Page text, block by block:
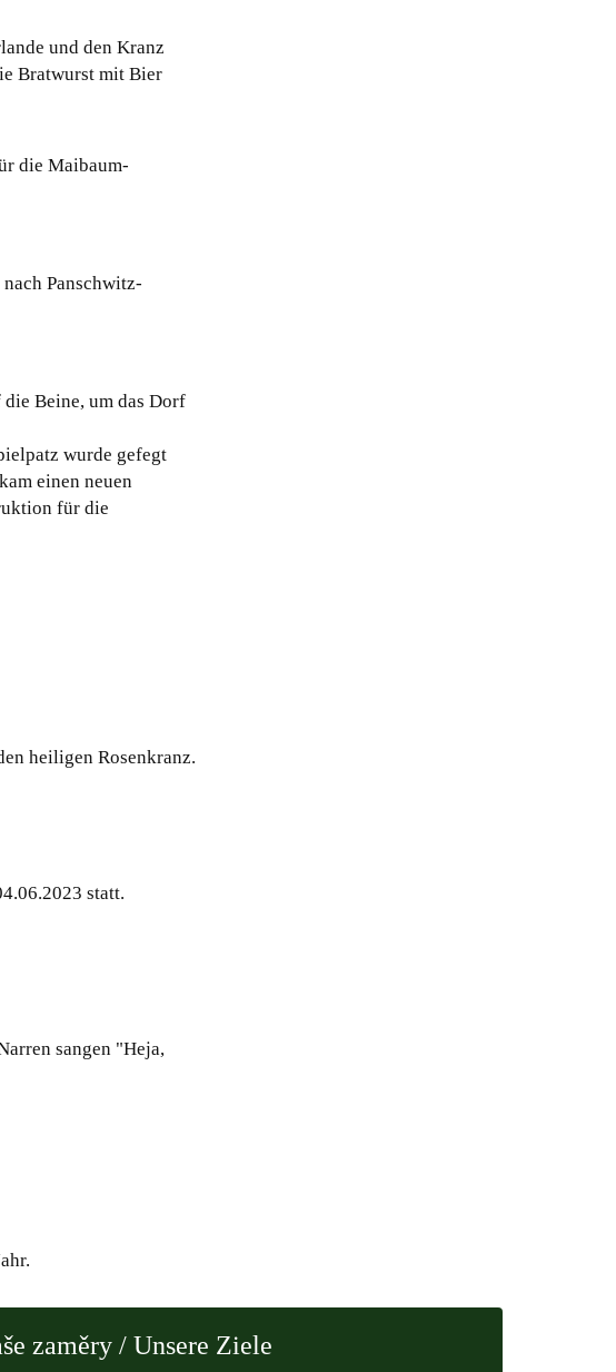
und den Kranz
Bratwurst mit Bier
die Maibaum-
Panschwitz-
Beine, um das Dorf
wurde gefegt
einen neuen
für die
heiligen Rosenkranz.
statt.
sangen "Heja,
zaměry / Unsere Ziele